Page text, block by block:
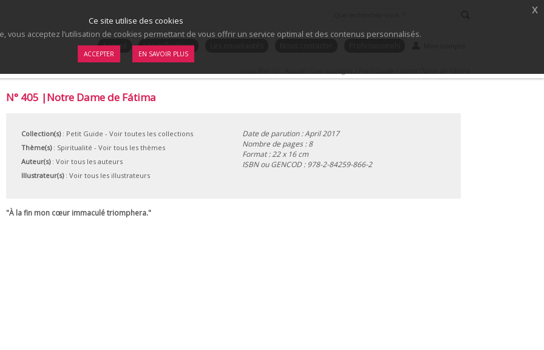
Accueil Les collections
N° 405 |Notre Dame de Fátima
Collection(s): Petit Guide - Voir toutes les collections
Thème(s): Spiritualité - Voir tous les thèmes
Auteur(s): Voir tous les auteurs
Illustrateur(s): Voir tous les illustrateurs
Date de parution : April 2017
Nombre de pages : 8
Format : 22 x 16 cm
ISBN ou GENCOD :978-2-84259-866-2
"À la fin mon cœur immaculé triomphera."
Ce site utilise des cookies
vous acceptez l’utilisation de cookies permettant de vous offrir un service optimal et des contenus personnalisés.
ACCEPTER EN SAVOIR PLUS
x